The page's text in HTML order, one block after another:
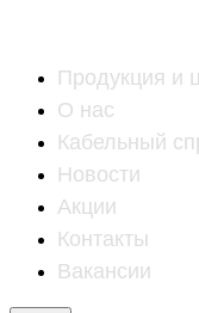
Продукция и
О нас
Кабельный
Новости
Акции
Контакты
Вакансии